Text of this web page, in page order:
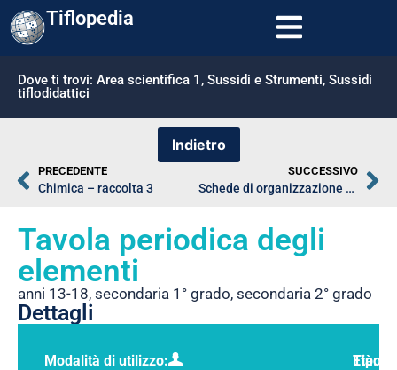
Tiflopedia
Dove ti trovi: Area scientifica 1 , Sussidi e Strumenti, Sussidi
tiflodidattici
PRECEDENTE
Chimica – raccolta 3
SUCCESSIVO
Schede di organizzazione spaziale
Tavola periodica degli
elementi
anni 13-18, secondaria 1° grado, secondaria 2° grado
Dettagli
Modalità di utilizzo:
Età: